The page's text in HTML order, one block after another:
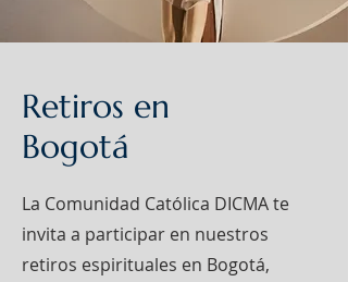
Retiros en
Bogotá
La Comunidad Católica DICMA te
invita a participar en nuestros
retiros espirituales en Bogotá,